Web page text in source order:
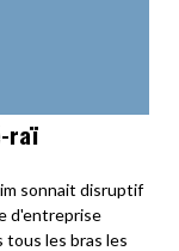
raï
sonnait disruptif
d'entreprise
tous les bras les